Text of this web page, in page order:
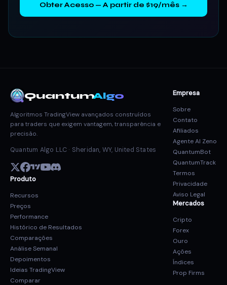
Obter Acesso — A partir de $19/mês →
QuantumAlgo
Algoritmos TradingView avançados construídos
para traders que exigem vantagem, transparência e
precisão.
Quantum Algo LLC · Sheridan, WY, United States
Produto
Recursos
Preços
Performance
Histórico de Resultados
Comparações
Análise Semanal
Depoimentos
Ideias TradingView
Comparar
Empresa
Sobre
Contato
Afiliados
Agente AI Zeno
QuantumBot
QuantumTrack
Termos
Privacidade
Aviso Legal
Mercados
Cripto
Forex
Ouro
Ações
Índices
Prop Firms